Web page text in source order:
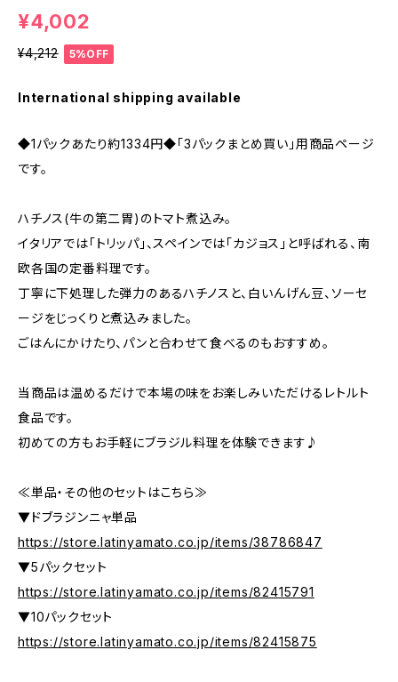
¥4,002
¥4,212 5%OFF
International shipping available
◆1パックあたり約1334円◆「3パックまとめ買い」用商品ページ
です。
ハチノス(牛の第二胃)のトマト煮込み。
イタリアでは「トリッパ」、スペインでは「カジョス」と呼ばれる、南
欧各国の定番料理です。
丁寧に下処理した弾力のあるハチノスと、白いんげん豆、ソーセ
ージをじっくりと煮込みました。
ごはんにかけたり、パンと合わせて食べるのもおすすめ。
当商品は温めるだけで本場の味をお楽しみいただけるレトルト
食品です。
初めての方もお手軽にブラジル料理を体験できます♪
≪単品・その他のセットはこちら≫
▼ドブラジンニャ単品
https://store.latinyamato.co.jp/items/38786847
▼5パックセット
https://store.latinyamato.co.jp/items/82415791
▼10パックセット
https://store.latinyamato.co.jp/items/82415875